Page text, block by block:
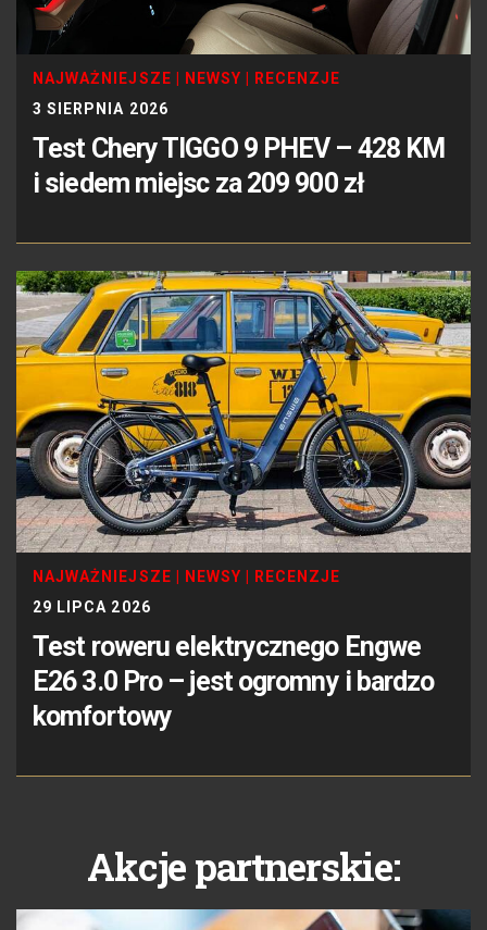
NAJWAŻNIEJSZE NEWSY
RECENZJE
3 SIERPNIA 2026
Test Chery TIGGO 9 PHEV – 428 KM
i siedem miejsc za 209 900 zł
NAJWAŻNIEJSZE NEWSY
RECENZJE
29 LIPCA 2026
Test roweru elektrycznego Engwe
E26 3.0 Pro – jest ogromny i bardzo
komfortowy
Akcje partnerskie: